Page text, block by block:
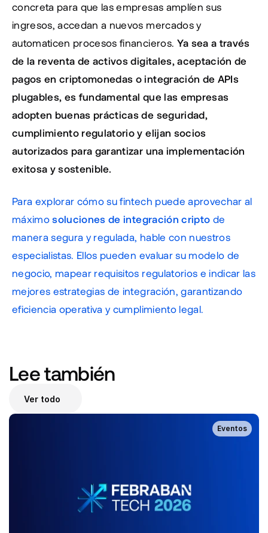
concreta para que las empresas amplíen sus
ingresos, accedan a nuevos mercados y
automaticen procesos financieros. Ya sea a través
de la reventa de activos digitales, aceptación de
pagos en criptomonedas o integración de APIs
plugables, es fundamental que las empresas
adopten buenas prácticas de seguridad,
cumplimiento regulatorio y elijan socios
autorizados para garantizar una implementación
exitosa y sostenible.
Para explorar cómo su fintech puede aprovechar al
máximo soluciones de integración cripto de
manera segura y regulada, hable con nuestros
especialistas. Ellos pueden evaluar su modelo de
negocio, mapear requisitos regulatorios e indicar las
mejores estrategias de integración, garantizando
eficiencia operativa y cumplimiento legal.
Lee también
Ver todo
Eventos